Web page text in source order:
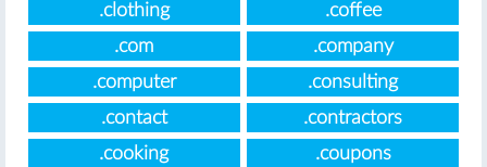
.clothing
.coffee
.com
.company
.computer
.consulting
.contact
.contractors
.cooking
.coupons